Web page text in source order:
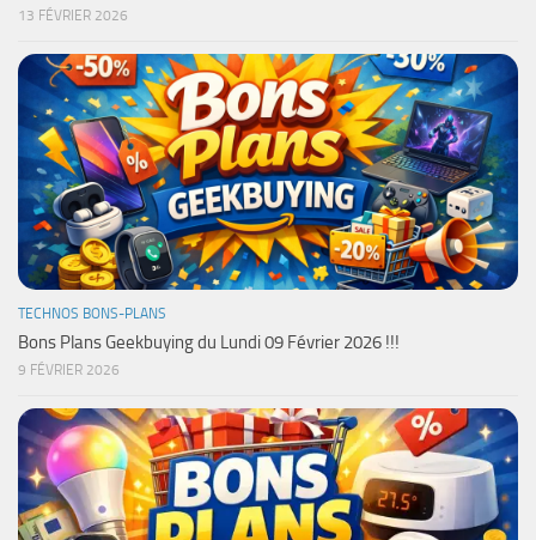
13 FÉVRIER 2026
TECHNOS BONS-PLANS
Bons Plans Geekbuying du Lundi 09 Février 2026 !!!
9 FÉVRIER 2026